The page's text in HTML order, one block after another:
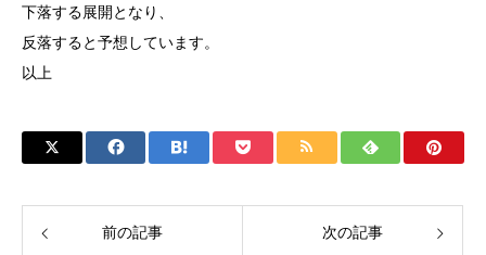
下落する展開となり、
反落すると予想しています。
以上
前の記事 次の記事